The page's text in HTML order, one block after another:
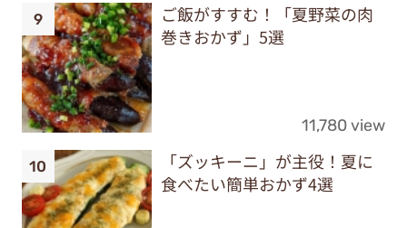
ご飯がすすむ！「夏野菜の肉
巻きおかず」5選
11,780 view
「ズッキーニ」が主役！夏に
食べたい簡単おかず4選